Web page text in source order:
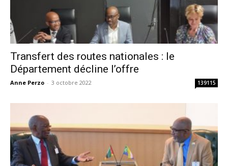
Transfert des routes nationales : le
Département décline l’offre
Anne Perzo - 3 octobre 2022 139115